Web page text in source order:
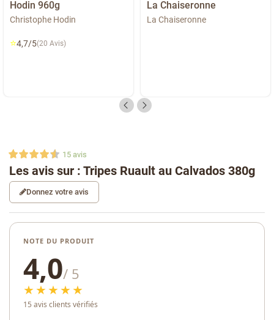
Hodin 960g
Christophe Hodin
⭐4,7/5(20 Avis)
La Chaiseronne
La Chaiseronne
Les avis sur : Tripes Ruault au Calvados 380g
15 avis
Donnez votre avis
NOTE DU PRODUIT
4,0/ 5
★★★★★
15 avis clients vérifiés